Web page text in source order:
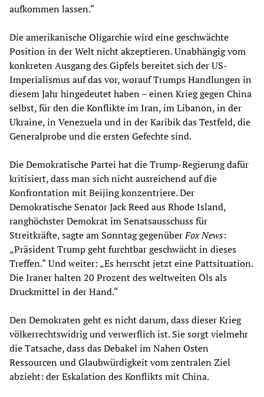
aufkommen lassen.“
Die amerikanische Oligarchie wird eine geschwächte
Position in der Welt nicht akzeptieren. Unabhängig vom
konkreten Ausgang des Gipfels bereitet sich der US-
Imperialismus auf das vor, worauf Trumps Handlungen in
diesem Jahr hingedeutet haben – einen Krieg gegen China
selbst, für den die Konflikte im Iran, im Libanon, in der
Ukraine, in Venezuela und in der Karibik das Testfeld, die
Generalprobe und die ersten Gefechte sind.
Die Demokratische Partei hat die Trump-Regierung dafür
kritisiert, dass man sich nicht ausreichend auf die
Konfrontation mit Beijing konzentriere. Der
Demokratische Senator Jack Reed aus Rhode Island,
ranghöchster Demokrat im Senatsausschuss für
Streitkräfte, sagte am Sonntag gegenüberFox News:
„Präsident Trump geht furchtbar geschwächt in dieses
Treffen.“ Und weiter: „Es herrscht jetzt eine Pattsituation.
Die Iraner halten 20 Prozent des weltweiten Öls als
Druckmittel in der Hand.“
Den Demokraten geht es nicht darum, dass dieser Krieg
völkerrechtswidrig und verwerflich ist. Sie sorgt vielmehr
die Tatsache, dass das Debakel im Nahen Osten
Ressourcen und Glaubwürdigkeit vom zentralen Ziel
abzieht: der Eskalation des Konflikts mit China.